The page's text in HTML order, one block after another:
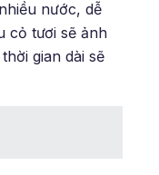
nước, dễ
cỏ tươi sẽ ảnh
gian dài sẽ